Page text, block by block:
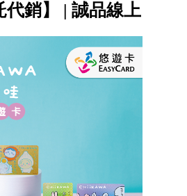
代銷】 | 誠品線上